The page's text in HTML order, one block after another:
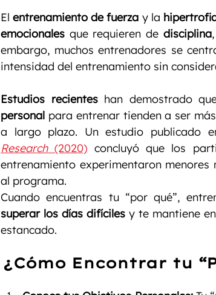
El entrenamiento de fuerza y la
emocionales que requieren de disciplina,
embargo, muchos entrenadores se
intensidad del entrenamiento sin
Estudios recientes han demostrado
personal para entrenar tienden a ser
a largo plazo. Un estudio publicado
Research (2020) concluyó que los
entrenamiento experimentaron
al programa.
Cuando encuentras tu “por qué”,
superar los días difíciles y te mantiene
estancado.
¿Cómo Encontrar tu